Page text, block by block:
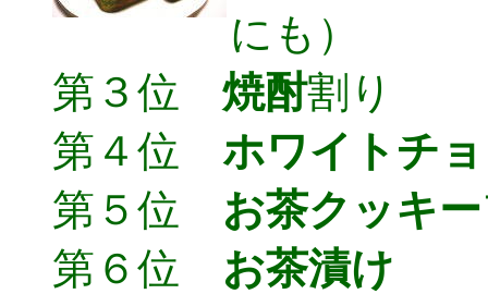
にも）
第３位 焼酎割り
第４位 ホワイトチ
第５位 お茶クッキー
第６位 お茶漬け